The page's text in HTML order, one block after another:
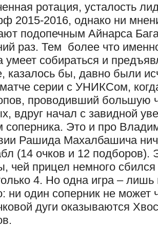
ротация, усталость
2015-2016, однако ни
подопечным Айнарса
раз. Тем более что
умеет собираться и
казалось бы, давно были
серии с УНИКСом,
проводивший большую
вдруг начал с завидной
соперника. Это и про
Рашида Махалбашича
(14 очков и 12 подборов).
чей прицел немного сбился
4. Но одна игра –
ни один соперник не может
дуги оказываются